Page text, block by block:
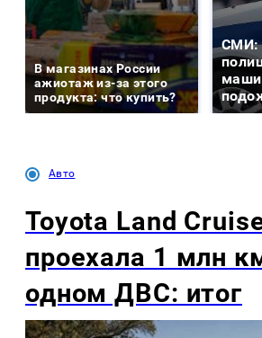
В магазинах России
ажиотаж из-за этого
продукта: что купить?
СМИ:
Авто
Toyota Land
проехала 1 млн
одном ДВС: итог